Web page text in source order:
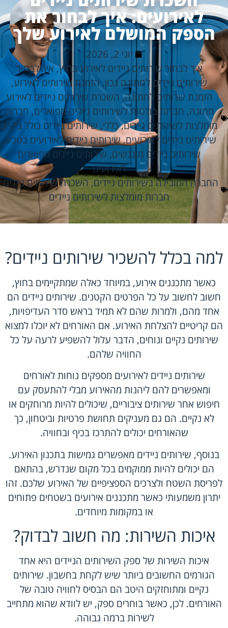
לאירועים: איך לבחור את
הספק המושלם לאירוע שלך
יוני 2, 2026
איך לבחור שירותים ניידים לאירוע בחוץ,איך לבחור
שירותים ניידים לחתונה נכון,הזמנת שירותים לאירוע,
הזמנת שרותים לחתונה, השכרת שירותים ניידים לאירוע
חתונה, חברות בולטות לשירותים ניידים מפוארים, חברות
מומלצות לשירותים ניידים,כללי, שירותים ניידים כולל ניקיון,
שירותים ניידים לאירועים,שירותים ניידים לאירועים בטבע,
שירותים ניידים מונגשים, שירותים ניידים מפוארים
לאירועים
החברה המובילה בשירותים ניידים,השכרת שירותים ניידים,
חברות מומלצות לשירותים ניידים
למה בכלל להשכיר שירותים ניידים?
כאשר מתכננים אירוע, במיוחד כאלה שמתקיימים בחוץ,
חשוב לחשוב על כל הפרטים הקטנים. שירותים ניידים הם
אחד מהם, ולמרות שהם לא תמיד בראש סדר העדיפויות,
הם קריטיים להצלחת האירוע. אם האורחים לא יוכלו למצוא
שירותים נקיים ונוחים, הדבר עלול להשפיע לרעה על כל
החוויה שלהם.
שירותים ניידים לאירועים מספקים נוחות לאורחים
ומאפשרים להם ליהנות מהאירוע מבלי להתעסק עם
חיפוש אחר שירותים ציבוריים, שיכולים להיות מרוחקים או
לא נקיים. הם גם מעניקים תחושת פרטיות וביטחון, כך
שהאורחים יכולים להתרכז בכיף ובחוויה.
בנוסף, שירותים ניידים מאפשרים גמישות בתכנון האירוע.
הם יכולים להיות ממוקמים בכל מקום שנדרש, בהתאם
לפריסת השטח ולצרכים הספציפיים של האירוע שלכם. זהו
יתרון משמעותי כאשר מתכננים אירועים בשטחים פתוחים
או במקומות מיוחדים.
איכות השירות: מה חשוב לבדוק?
איכות השירות של ספק השירותים הניידים היא אחד
הגורמים החשובים ביותר שיש לקחת בחשבון. שירותים
נקיים ומתוחזקים היטב הם הבסיס לחוויה טובה של
האורחים. לכן, כאשר בוחרים ספק, יש לוודא שהוא מתחייב
לשירות ברמה גבוהה.